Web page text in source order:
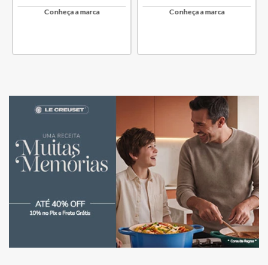
Conheça a marca Conheça a marca